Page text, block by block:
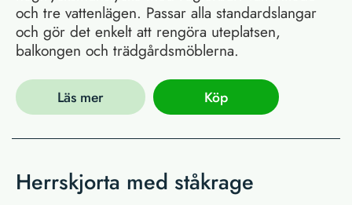
och tre vattenlägen. Passar alla standardslangar
och gör det enkelt att rengöra uteplatsen,
balkongen och trädgårdsmöblerna.
Läs mer Köp
Herrskjorta med ståkrage